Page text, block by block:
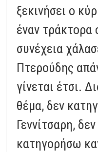
ξεκινήσει ο
έναν τράκτορα
συνέχεια
Πτερούδης
γίνεται έτσι.
θέμα, δεν
Γεννίτσαρη,
κατηγορήσω